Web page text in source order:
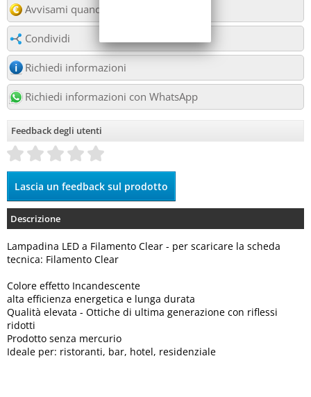
Avvisami quando diminuisce il prezzo
Condividi
Richiedi informazioni
Richiedi informazioni con WhatsApp
Feedback degli utenti
Descrizione
Lampadina LED a Filamento Clear - per scaricare la scheda
tecnica: Filamento Clear
Colore effetto Incandescente
alta efficienza energetica e lunga durata
Qualità elevata - Ottiche di ultima generazione con riflessi
ridotti
Prodotto senza mercurio
Ideale per: ristoranti, bar, hotel, residenziale